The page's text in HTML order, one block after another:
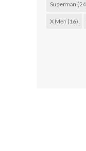
Superman
X Men (16)